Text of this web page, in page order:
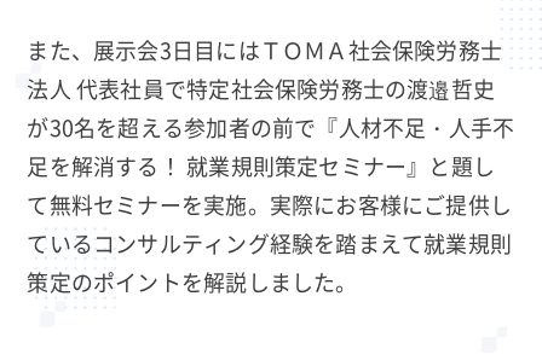
また、展示会3日目にはＴＯＭＡ社会保険労務士
法人 代表社員で特定社会保険労務士の渡邉哲史
が30名を超える参加者の前で『人材不足・人手不
足を解消する！ 就業規則策定セミナー』と題し
て無料セミナーを実施。実際にお客様にご提供し
ているコンサルティング経験を踏まえて就業規則
策定のポイントを解説しました。